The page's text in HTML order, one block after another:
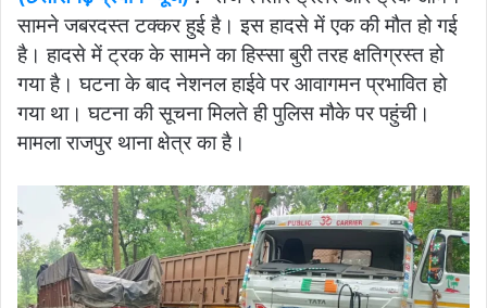
सामने जबरदस्त टक्कर हुई है। इस हादसे में एक की मौत हो गई
है। हादसे में ट्रक के सामने का हिस्सा बुरी तरह क्षतिग्रस्त हो
गया है। घटना के बाद नेशनल हाईवे पर आवागमन प्रभावित हो
गया था। घटना की सूचना मिलते ही पुलिस मौके पर पहुंची।
मामला राजपुर थाना क्षेत्र का है।